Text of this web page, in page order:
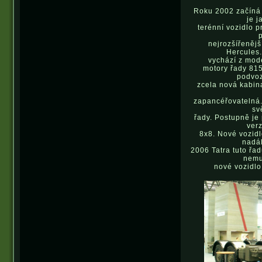
Roku 2002
je
terénní vozidlo
vychází z
motory řady
zcela nová
řady. Postupně
8x8. Nové
2006 Tatra tuto
nové